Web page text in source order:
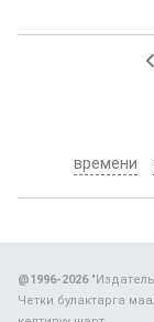
времени
@1996-2026
Четки булактарга